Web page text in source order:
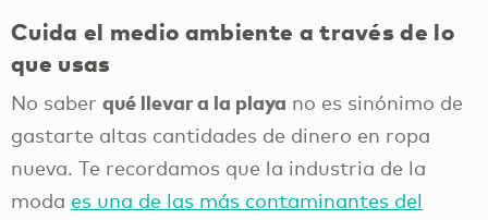
Cuida el medio ambiente a través de lo
que usas
No saber qué llevar a la playa no es sinónimo de
gastarte altas cantidades de dinero en ropa
nueva. Te recordamos que la industria de la
moda es una de las más contaminantes del